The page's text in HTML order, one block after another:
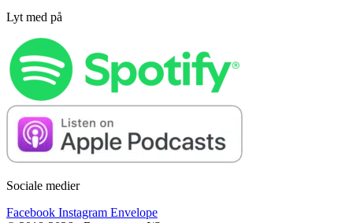
Lyt med på
Sociale medier
Facebook Instagram Envelope